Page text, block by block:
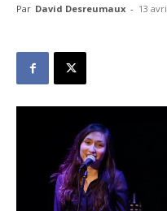
Par David Desreumaux - 13